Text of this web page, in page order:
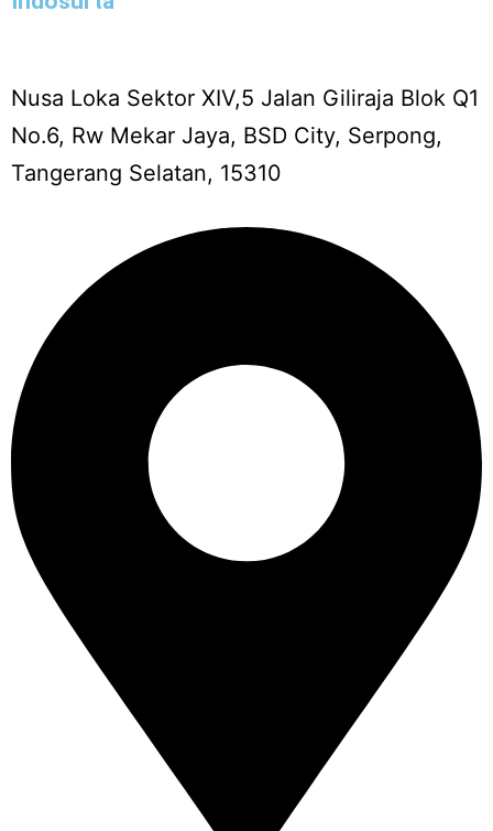
Nusa Loka Sektor XIV,5 Jalan Giliraja Blok Q1
No.6, Rw Mekar Jaya, BSD City, Serpong,
Tangerang Selatan, 15310